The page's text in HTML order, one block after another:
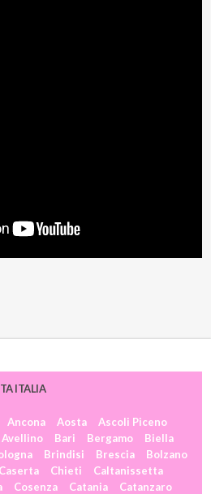
ITALIA
Ancona Aosta
Ascoli Piceno
Avellino Bari Bergamo
Biella
Brindisi Brescia
Bolzano
Caserta Chieti
Caltanissetta
Cosenza Catania
Catanzaro